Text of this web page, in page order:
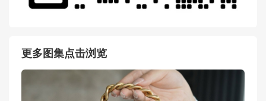
更多图集点击浏览